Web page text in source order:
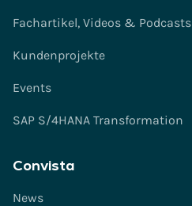
Fachartikel, Videos & Podcasts
Kundenprojekte
Events
SAP S/4HANA Transformation
Convista
News